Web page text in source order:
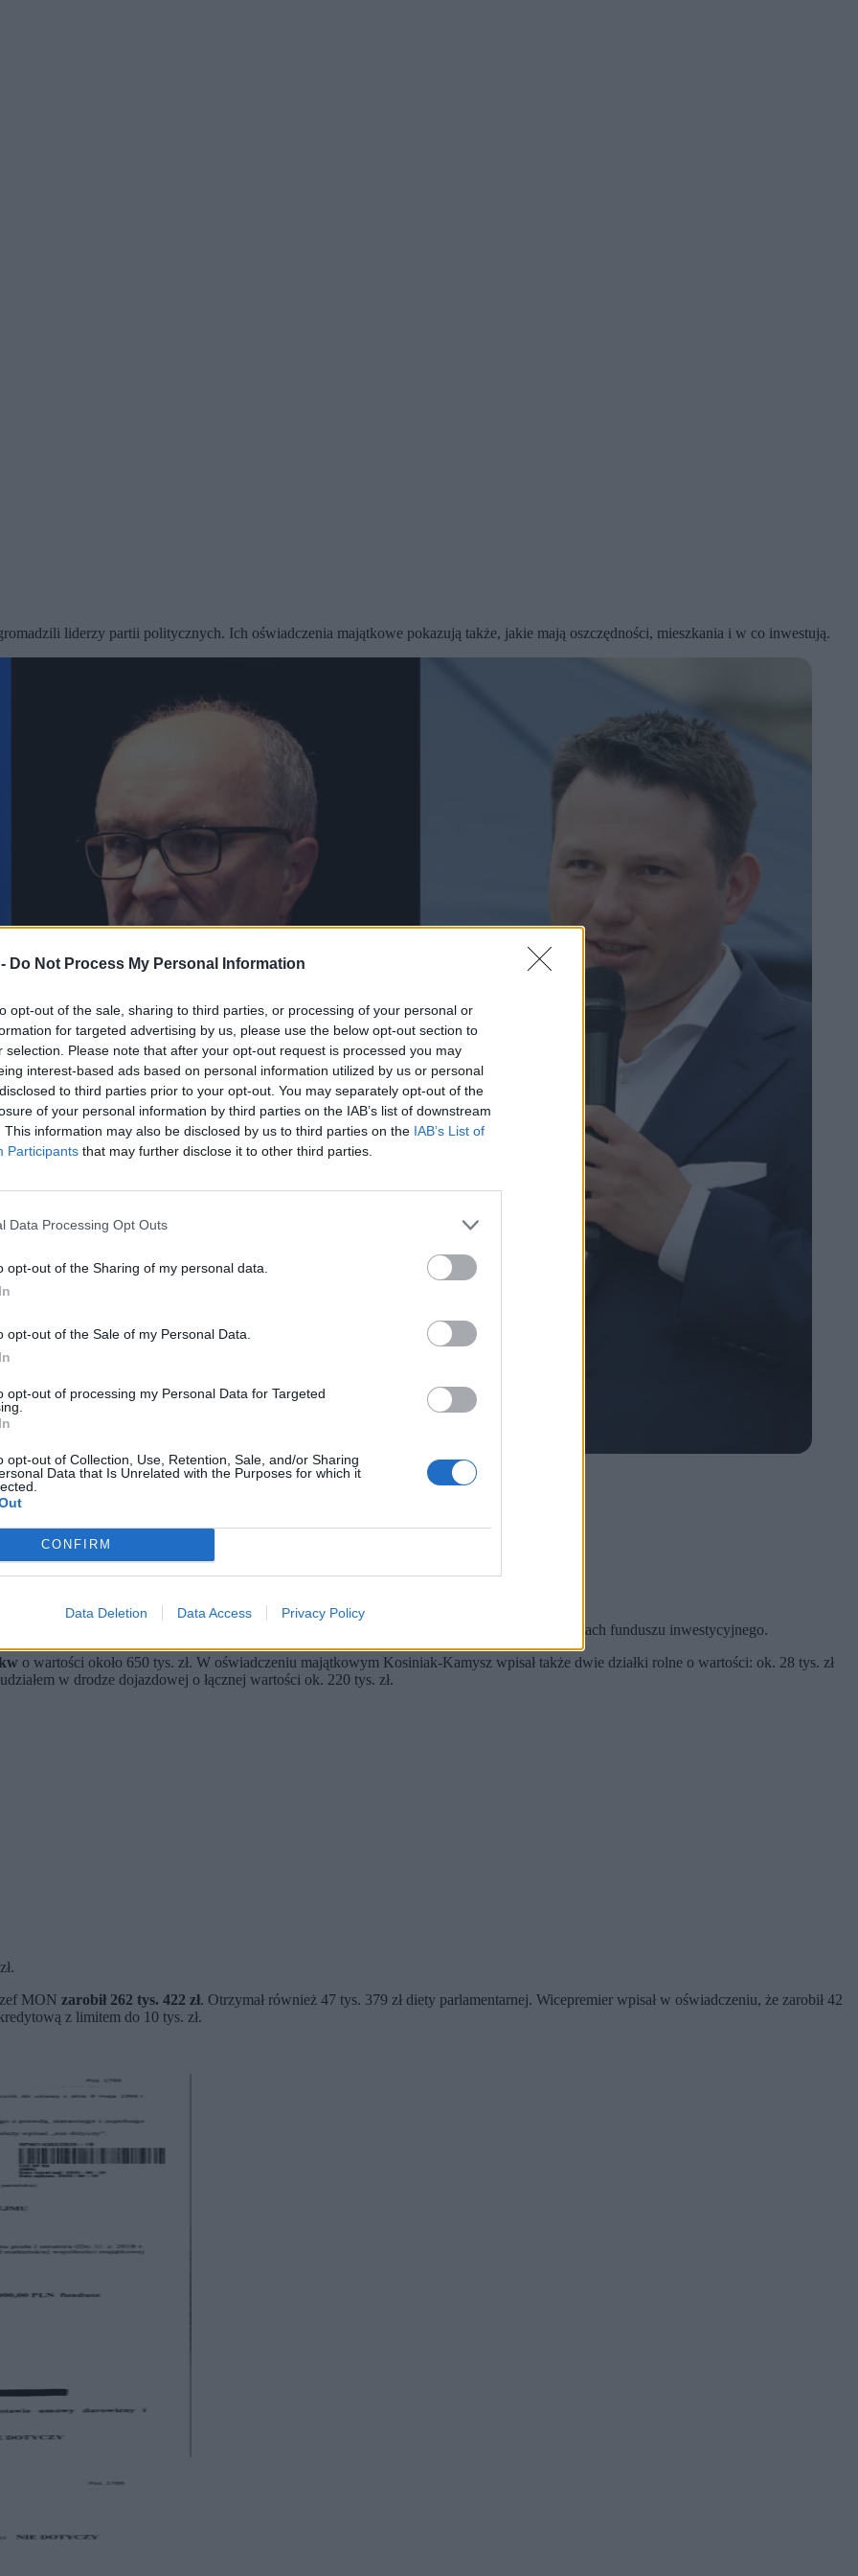
Do Not Process My Personal Information
opt-out of the sale, sharing to third parties, or processing of your personal or
for targeted advertising by us, please use the below opt-out section to
selection. Please note that after your opt-out request is processed you may
interest-based ads based on personal information utilized by us or personal
to third parties prior to your opt-out. You may separately opt-out of the
of your personal information by third parties on the IAB’s list of downstream
This information may also be disclosed by us to third parties on the IAB’s List of
Participants that may further disclose it to other third parties.
Data Processing Opt Outs
opt-out of the Sharing of my personal data.
opt-out of the Sale of my Personal Data.
opt-out of processing my Personal Data for Targeted
opt-out of Collection, Use, Retention, Sale, and/or Sharing
Data that Is Unrelated with the Purposes for which it
CONFIRM
Data Deletion Data Access Privacy Policy
liderzy partii politycznych. Ich oświadczenia majątkowe pokazują także, jakie mają oszczędności, mieszkania i w co inwestują.
za 2025 r.
(PSL), Włodzimierz Czarzasty (Nowa Lewica) i Sławomir Mentzen (Konfederacja).
Sejmu w sztukę, a poseł prawicowej opozycji w kryptowaluty.
rolne
oraz około 7 tys. zł w ramach funduszu inwestycyjnego.
o wartości około 650 tys. zł. W oświadczeniu majątkowym Kosiniak-Kamysz wpisał także dwie działki rolne o wartości: ok. 28 tys. zł
w drodze dojazdowej o łącznej wartości ok. 220 tys. zł.
MON zarobił 262 tys. 422 zł. Otrzymał również 47 tys. 379 zł diety parlamentarnej. Wicepremier wpisał w oświadczeniu, że zarobił 42
z limitem do 10 tys. zł.